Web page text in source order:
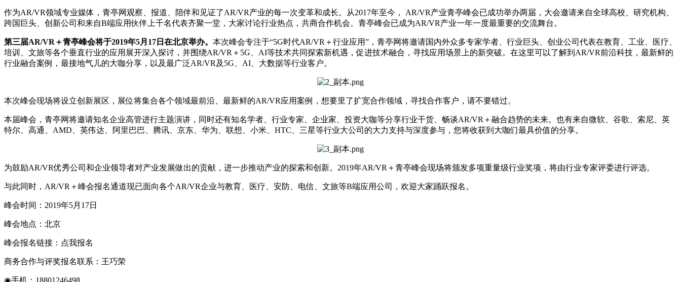
作为AR/VR领域专业媒体，青亭网观察、报道、陪伴和见证了AR/VR产业的每一次变革和成长。从2017年至今， AR/VR产业青亭峰会已成功举办两届，大会邀请来自全球高校、研究机构、
跨国巨头、创新公司和来自B端应用伙伴上千名代表齐聚一堂，大家讨论行业热点，共商合作机会。青亭峰会已成为AR/VR产业一年一度最重要的交流舞台。
第三届AR/VR＋青亭峰会将于2019年5月17日在北京举办。 本次峰会专注于“5G时代AR/VR＋行业应用”，青亭网将邀请国内外众多专家学者、行业巨头、创业公司代表在教育、工业、医疗、
培训、文旅等各个垂直行业的应用展开深入探讨，并围绕AR/VR＋5G、AI等技术共同探索新机遇，促进技术融合，寻找应用场景上的新突破。在这里可以了解到AR/VR前沿科技，最新鲜的
行业融合案例，最接地气儿的大咖分享，以及最广泛AR/VR及5G、AI、大数据等行业客户。
本次峰会现场将设立创新展区，展位将集合各个领域最前沿、最新鲜的AR/VR应用案例，想要里了扩宽合作领域，寻找合作客户，请不要错过。
本届峰会，青亭网将邀请知名企业高管进行主题演讲，同时还有知名学者、行业专家、企业家、投资大咖等分享行业干货、畅谈AR/VR＋融合趋势的未来。也有来自微软、谷歌、索尼、英
特尔、高通、AMD、英伟达、阿里巴巴、腾讯、京东、华为、联想、小米、HTC、三星等行业大公司的大力支持与深度参与，您将收获到大咖们最具价值的分享。
为鼓励AR/VR优秀公司和企业领导者对产业发展做出的贡献，进一步推动产业的探索和创新。2019年AR/VR＋青亭峰会现场将颁发多项重量级行业奖项，将由行业专家评委进行评选。
与此同时，AR/VR＋峰会报名通道现已面向各个AR/VR企业与教育、医疗、安防、电信、文旅等B端应用公司，欢迎大家踊跃报名。
峰会时间：2019年5月17日
峰会地点：北京
峰会报名链接：点我报名
商务合作与评奖报名联系：王巧荣
◉手机：18801246498